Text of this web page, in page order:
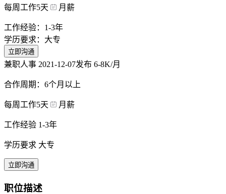
每周工作5天 月薪
工作经验：1-3年
学历要求：大专
立即沟通
兼职人事 2021-12-07发布 6-8K/月
合作周期：6个月以上
每周工作5天 月薪
工作经验 1-3年
学历要求 大专
立即沟通
职位描述